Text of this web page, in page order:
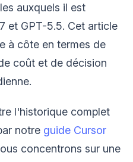
auxquels il est
et GPT-5.5. Cet article
à côte en termes de
coût et de décision
l'historique complet
notre guide Cursor
concentrons sur une